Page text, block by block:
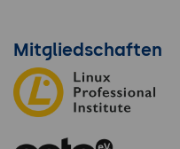
Mitgliedschaften